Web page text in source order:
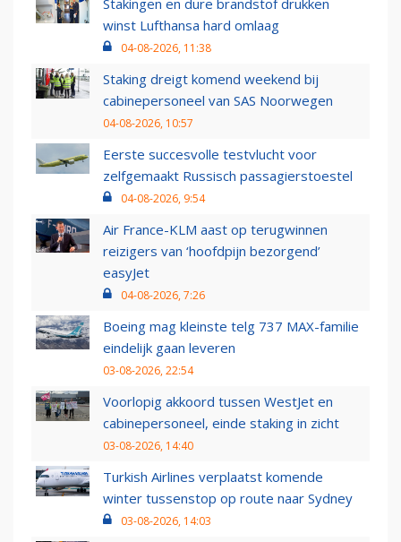
Stakingen en dure brandstof drukken
winst Lufthansa hard omlaag
04-08-2026, 11:38
Staking dreigt komend weekend bij
cabinepersoneel van SAS Noorwegen
04-08-2026, 10:57
Eerste succesvolle testvlucht voor
zelfgemaakt Russisch passagierstoestel
04-08-2026, 9:54
Air France-KLM aast op terugwinnen
reizigers van ‘hoofdpijn bezorgend’
easyJet
04-08-2026, 7:26
Boeing mag kleinste telg 737 MAX-familie
eindelijk gaan leveren
03-08-2026, 22:54
Voorlopig akkoord tussen WestJet en
cabinepersoneel, einde staking in zicht
03-08-2026, 14:40
Turkish Airlines verplaatst komende
winter tussenstop op route naar Sydney
03-08-2026, 14:03